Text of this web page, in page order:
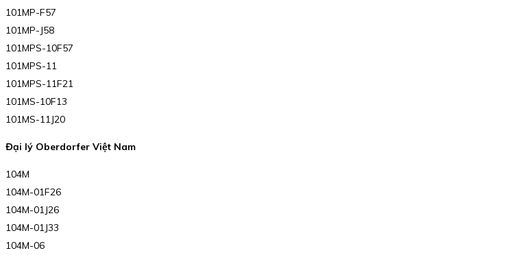
101MP-F57
101MP-J58
101MPS-10F57
101MPS-11
101MPS-11F21
101MS-10F13
101MS-11J20
Đại lý Oberdorfer Việt Nam
104M
104M-01F26
104M-01J26
104M-01J33
104M-06